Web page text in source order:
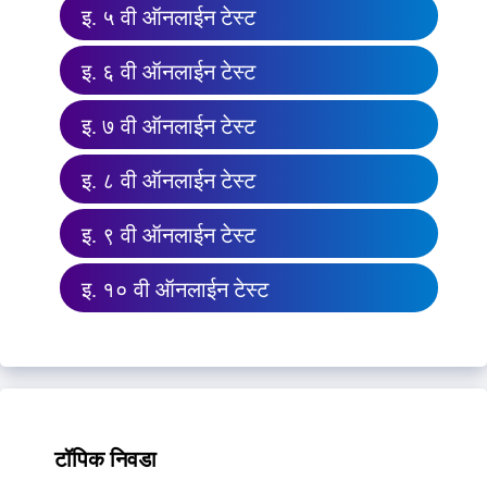
इ. ५ वी ऑनलाईन टेस्ट
इ. ६ वी ऑनलाईन टेस्ट
इ. ७ वी ऑनलाईन टेस्ट
इ. ८ वी ऑनलाईन टेस्ट
इ. ९ वी ऑनलाईन टेस्ट
इ. १० वी ऑनलाईन टेस्ट
टॉपिक निवडा